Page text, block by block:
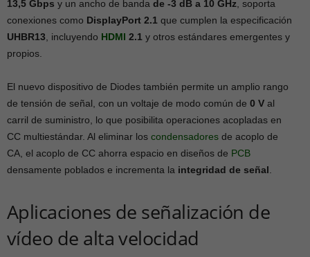
13,5 Gbps y un ancho de banda de -3 dB a 10 GHz , soporta
conexiones como DisplayPort 2.1 que cumplen la especificación
UHBR13 , incluyendo HDMI 2.1 y otros estándares emergentes y
propios.
El nuevo dispositivo de Diodes también permite un amplio rango
de tensión de señal, con un voltaje de modo común de 0 V al
carril de suministro, lo que posibilita operaciones acopladas en
CC multiestándar. Al eliminar los condensadores de acoplo de
CA, el acoplo de CC ahorra espacio en diseños de PCB
densamente poblados e incrementa la integridad de señal
Aplicaciones de señalización de
vídeo de alta velocidad